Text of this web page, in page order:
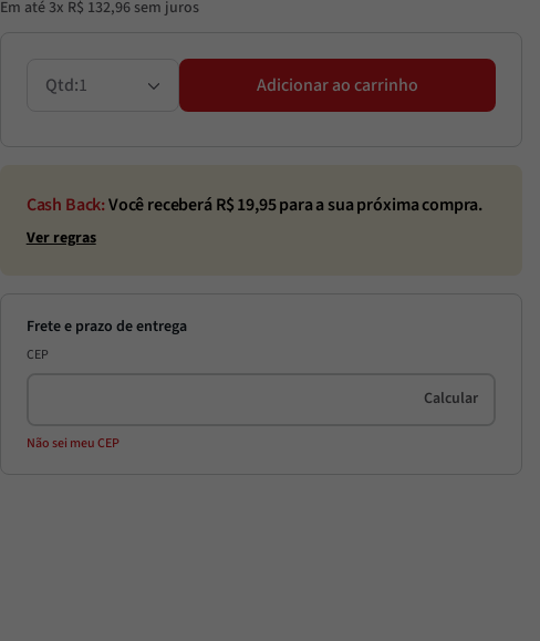
Em até 3x R$ 132,96sem juros
1 Adicionar ao carrinho
Cash Back:Você receberá R$19,95para a sua próxima compra.
Ver regras
CEP
Não sei meu CEP